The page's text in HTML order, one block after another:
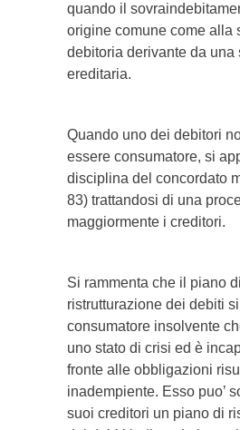
quando il
origine comune come alla
debitoria derivante da una
ereditaria.
Quando uno dei debitori
essere consumatore, si
disciplina del concordato
83) trattandosi di una
maggiormente i creditori.
Si rammenta che il piano di
ristrutturazione dei debiti
consumatore insolvente
uno stato di crisi ed è
fronte alle obbligazioni
inadempiente. Esso puo’
suoi creditori un piano di